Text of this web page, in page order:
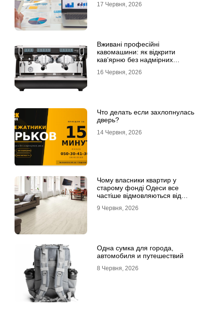
17 Червня, 2026
Вживані професійні
кавомашини: як відкрити
кав’ярню без надмірних
16 Червня, 2026
Что делать если захлопнулась
дверь?
14 Червня, 2026
Чому власники квартир у
старому фонді Одеси все
частіше відмовляються від
9 Червня, 2026
Одна сумка для города,
автомобиля и путешествий
8 Червня, 2026